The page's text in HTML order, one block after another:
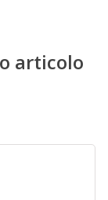
articolo